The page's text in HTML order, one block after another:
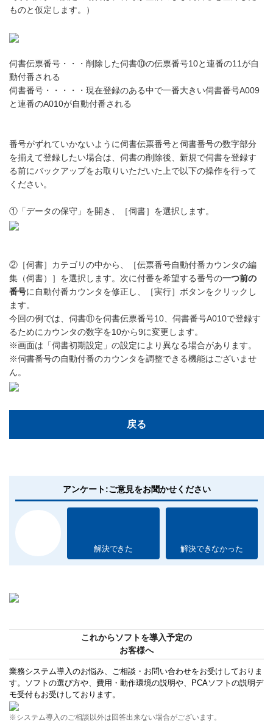
ものと仮定します。）
伺書伝票番号・・・削除した伺書⑩の伝票番号10と連番の11が自
動付番される
伺書番号・・・・・現在登録のある中で一番大きい伺書番号A009
と連番のA010が自動付番される
番号がずれていかないように伺書伝票番号と伺書番号の数字部分
を揃えて登録したい場合は、伺書の削除後、新規で伺書を登録す
る前にバックアップをお取りいただいた上で以下の操作を行って
ください。
①「データの保守」を開き、［伺書］を選択します。
②［伺書］カテゴリの中から、［伝票番号自動付番カウンタの編
集（伺書）］を選択します。次に付番を希望する番号の一つ前の
番号に自動付番カウンタを修正し、［実行］ボタンをクリックし
ます。
今回の例では、伺書⑪を伺書伝票番号10、伺書番号A010で登録す
るためにカウンタの数字を10から9に変更します。
※画面は「伺書初期設定」の設定により異なる場合があります。
※伺書番号の自動付番のカウンタを調整できる機能はございませ
ん。
戻る
アンケート:ご意見をお聞かせください
解決できた 解決できなかった
これからソフトを導入予定の
お客様へ
業務システム導入のお悩み、ご相談・お問い合わせをお受けしておりま
す。ソフトの選び方や、費用・動作環境の説明や、PCAソフトの説明デ
モ受付もお受けしております。
※システム導入のご相談以外は回答出来ない場合がございます。